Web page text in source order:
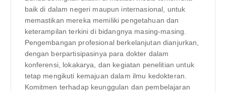
baik di dalam negeri maupun internasional, untuk
memastikan mereka memiliki pengetahuan dan
keterampilan terkini di bidangnya masing-masing.
Pengembangan profesional berkelanjutan dianjurkan,
dengan berpartisipasinya para dokter dalam
konferensi, lokakarya, dan kegiatan penelitian untuk
tetap mengikuti kemajuan dalam ilmu kedokteran.
Komitmen terhadap keunggulan dan pembelajaran